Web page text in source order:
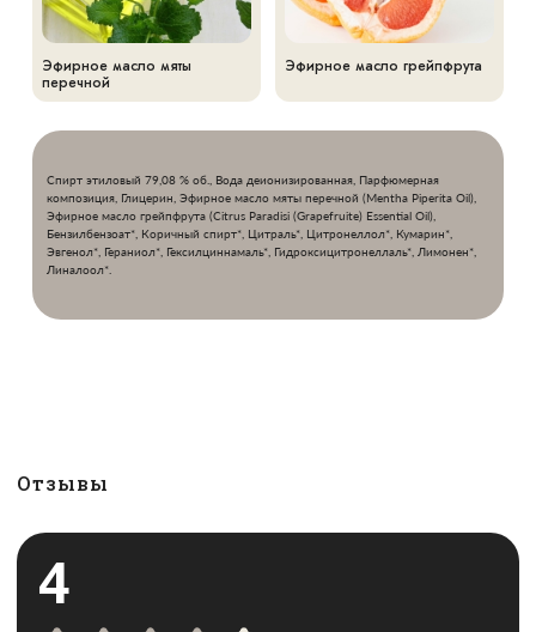
Эфирное масло мяты
перечной
Эфирное масло грейпфрута
Спирт этиловый 79,08 % об., Вода деионизированная, Парфюмерная
композиция, Глицерин, Эфирное масло мяты перечной (Mentha Piperita Oil),
Эфирное масло грейпфрута (Citrus Paradisi (Grapefruite) Essential Oil),
Бензилбензоат*, Коричный спирт*, Цитраль*, Цитронеллол*, Кумарин*,
Эвгенол*, Гераниол*, Гексилциннамаль*, Гидроксицитронеллаль*, Лимонен*,
Линалоол*.
Отзывы
4